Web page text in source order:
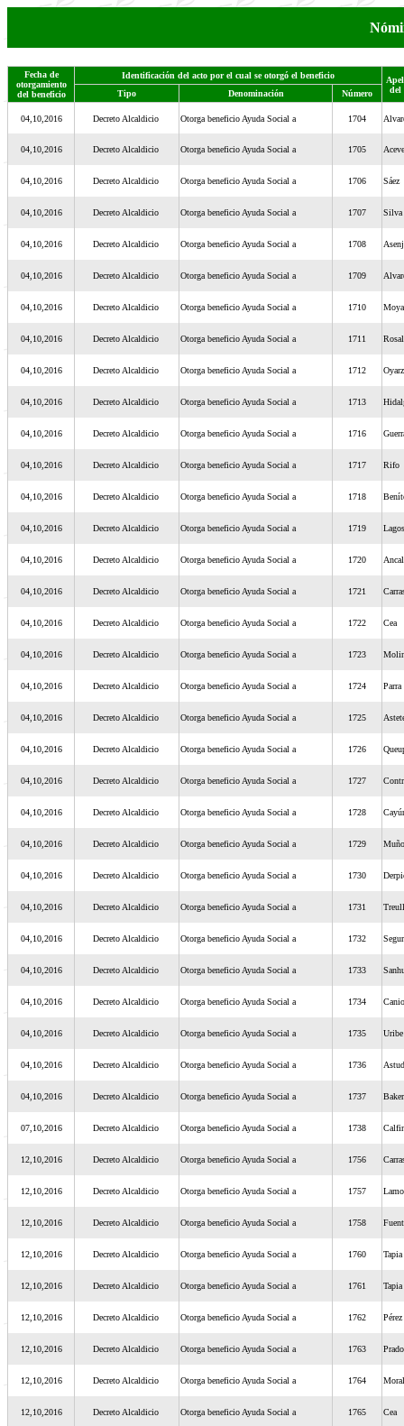
Fecha de
otorgamiento
del beneficio
Identificación del acto por el cual se otorgó el beneficio
del
Tipo Denominación Número
04,10,2016 Decreto Alcaldicio Otorga beneficio Ayuda Social a 1704
04,10,2016 Decreto Alcaldicio Otorga beneficio Ayuda Social a 1705
04,10,2016 Decreto Alcaldicio Otorga beneficio Ayuda Social a 1706 Sáez
04,10,2016 Decreto Alcaldicio Otorga beneficio Ayuda Social a 1707 Silva
04,10,2016 Decreto Alcaldicio Otorga beneficio Ayuda Social a 1708
04,10,2016 Decreto Alcaldicio Otorga beneficio Ayuda Social a 1709
04,10,2016 Decreto Alcaldicio Otorga beneficio Ayuda Social a 1710
04,10,2016 Decreto Alcaldicio Otorga beneficio Ayuda Social a 1711
04,10,2016 Decreto Alcaldicio Otorga beneficio Ayuda Social a 1712
04,10,2016 Decreto Alcaldicio Otorga beneficio Ayuda Social a 1713
04,10,2016 Decreto Alcaldicio Otorga beneficio Ayuda Social a 1716
04,10,2016 Decreto Alcaldicio Otorga beneficio Ayuda Social a 1717 Rifo
04,10,2016 Decreto Alcaldicio Otorga beneficio Ayuda Social a 1718
04,10,2016 Decreto Alcaldicio Otorga beneficio Ayuda Social a 1719 Lagos
04,10,2016 Decreto Alcaldicio Otorga beneficio Ayuda Social a 1720
04,10,2016 Decreto Alcaldicio Otorga beneficio Ayuda Social a 1721
04,10,2016 Decreto Alcaldicio Otorga beneficio Ayuda Social a 1722 Cea
04,10,2016 Decreto Alcaldicio Otorga beneficio Ayuda Social a 1723
04,10,2016 Decreto Alcaldicio Otorga beneficio Ayuda Social a 1724 Parra
04,10,2016 Decreto Alcaldicio Otorga beneficio Ayuda Social a 1725
04,10,2016 Decreto Alcaldicio Otorga beneficio Ayuda Social a 1726
04,10,2016 Decreto Alcaldicio Otorga beneficio Ayuda Social a 1727
04,10,2016 Decreto Alcaldicio Otorga beneficio Ayuda Social a 1728
04,10,2016 Decreto Alcaldicio Otorga beneficio Ayuda Social a 1729
04,10,2016 Decreto Alcaldicio Otorga beneficio Ayuda Social a 1730
04,10,2016 Decreto Alcaldicio Otorga beneficio Ayuda Social a 1731
04,10,2016 Decreto Alcaldicio Otorga beneficio Ayuda Social a 1732
04,10,2016 Decreto Alcaldicio Otorga beneficio Ayuda Social a 1733
04,10,2016 Decreto Alcaldicio Otorga beneficio Ayuda Social a 1734 Canio
04,10,2016 Decreto Alcaldicio Otorga beneficio Ayuda Social a 1735 Uribe
04,10,2016 Decreto Alcaldicio Otorga beneficio Ayuda Social a 1736
04,10,2016 Decreto Alcaldicio Otorga beneficio Ayuda Social a 1737 Baker
07,10,2016 Decreto Alcaldicio Otorga beneficio Ayuda Social a 1738
12,10,2016 Decreto Alcaldicio Otorga beneficio Ayuda Social a 1756
12,10,2016 Decreto Alcaldicio Otorga beneficio Ayuda Social a 1757
12,10,2016 Decreto Alcaldicio Otorga beneficio Ayuda Social a 1758
12,10,2016 Decreto Alcaldicio Otorga beneficio Ayuda Social a 1760 Tapia
12,10,2016 Decreto Alcaldicio Otorga beneficio Ayuda Social a 1761 Tapia
12,10,2016 Decreto Alcaldicio Otorga beneficio Ayuda Social a 1762 Pérez
12,10,2016 Decreto Alcaldicio Otorga beneficio Ayuda Social a 1763 Prado
12,10,2016 Decreto Alcaldicio Otorga beneficio Ayuda Social a 1764
12,10,2016 Decreto Alcaldicio Otorga beneficio Ayuda Social a 1765 Cea